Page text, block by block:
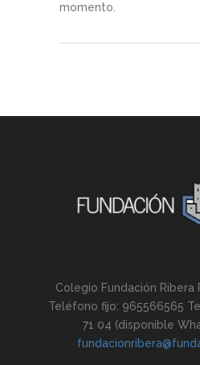
momento.
Colegio Fundación Ribera
Teléfono fijo: 965566565
71 04 (disponible